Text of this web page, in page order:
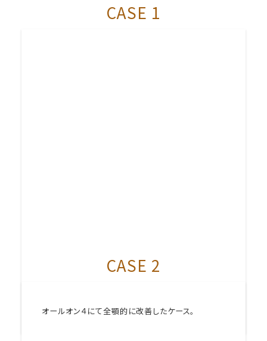
CASE 1
オールオン４にて全顎的に改善したケース。
CASE 2